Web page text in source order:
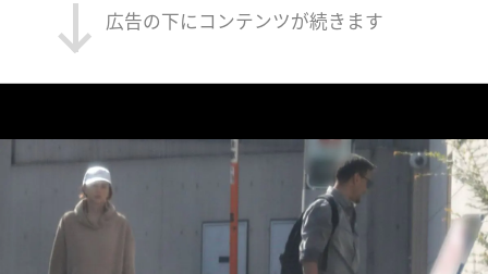
広告の下にコンテンツが続きます